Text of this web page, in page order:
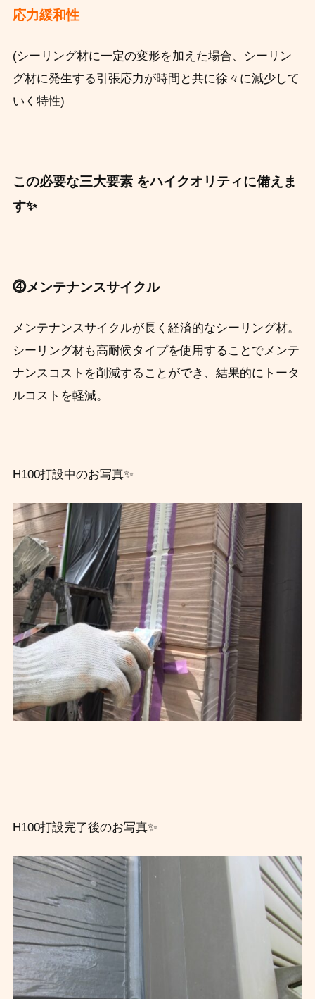
応力緩和性
(シーリング材に一定の変形を加えた場合、シーリン
グ材に発生する引張応力が時間と共に徐々に減少して
いく特性)
この必要な三大要素 をハイクオリティに備えま
す✨
⓸メンテナンスサイクル
メンテナンスサイクルが長く経済的なシーリング材。
シーリング材も高耐候タイプを使用することでメンテ
ナンスコストを削減することができ、結果的にトータ
ルコストを軽減。
H100打設中のお写真✨
H100打設完了後のお写真✨